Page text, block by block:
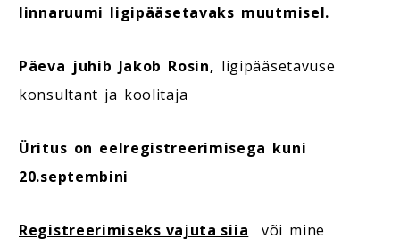
linnaruumi ligipääsetavaks muutmisel.
Päeva juhib Jakob Rosin, ligipääsetavuse
konsultant ja koolitaja
Üritus on eelregistreerimisega kuni
20.septembini
Registreerimiseks vajuta siia või mine